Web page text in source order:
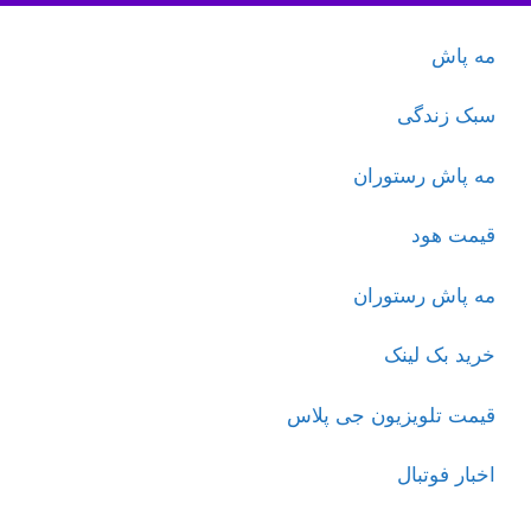
مه پاش
سبک زندگی
مه پاش رستوران
قیمت هود
مه پاش رستوران
خرید بک لینک
قیمت تلویزیون جی پلاس
اخبار فوتبال